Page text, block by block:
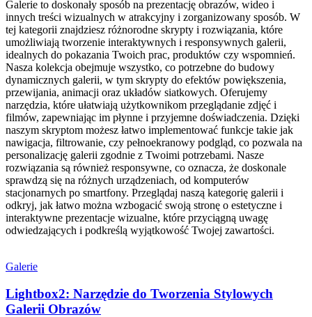
Galerie to doskonały sposób na prezentację obrazów, wideo i
innych treści wizualnych w atrakcyjny i zorganizowany sposób. W
tej kategorii znajdziesz różnorodne skrypty i rozwiązania, które
umożliwiają tworzenie interaktywnych i responsywnych galerii,
idealnych do pokazania Twoich prac, produktów czy wspomnień.
Nasza kolekcja obejmuje wszystko, co potrzebne do budowy
dynamicznych galerii, w tym skrypty do efektów powiększenia,
przewijania, animacji oraz układów siatkowych. Oferujemy
narzędzia, które ułatwiają użytkownikom przeglądanie zdjęć i
filmów, zapewniając im płynne i przyjemne doświadczenia. Dzięki
naszym skryptom możesz łatwo implementować funkcje takie jak
nawigacja, filtrowanie, czy pełnoekranowy podgląd, co pozwala na
personalizację galerii zgodnie z Twoimi potrzebami. Nasze
rozwiązania są również responsywne, co oznacza, że doskonale
sprawdzą się na różnych urządzeniach, od komputerów
stacjonarnych po smartfony. Przeglądaj naszą kategorię galerii i
odkryj, jak łatwo można wzbogacić swoją stronę o estetyczne i
interaktywne prezentacje wizualne, które przyciągną uwagę
odwiedzających i podkreślą wyjątkowość Twojej zawartości.
Galerie
Lightbox2: Narzędzie do Tworzenia Stylowych
Galerii Obrazów